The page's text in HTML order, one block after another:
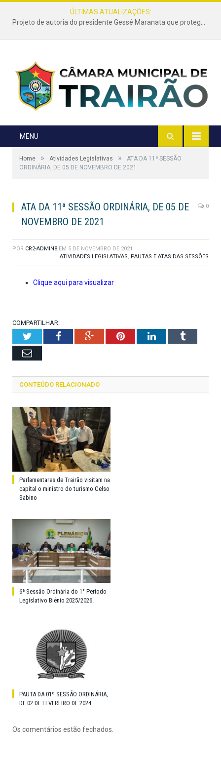
ÚLTIMAS ATUALIZAÇÕES:
Projeto de autoria do presidente Gessé Maranata que protege as estradas vicinais de Trairão é transformado em lei
MENU
Home » Atividades Legislativas »
ATA DA 11ª SESSÃO
ORDINÁRIA, DE 05 DE NOVEMBRO DE 2021
ATA DA 11ª SESSÃO ORDINÁRIA, DE 05 DE
NOVEMBRO DE 2021
0
POR CR2-ADMIN8 EM 5 DE NOVEMBRO DE 2021
ATIVIDADES LEGISLATIVAS, PAUTAS E ATAS DAS SESSÕES
Clique aqui para visualizar
COMPARTILHAR:
TwitterFacebookGoogle+PinterestLinkedInTumblr
Email
CONTEÚDO RELACIONADO
Parlamentares de Trairão visitam na
capital o ministro do turismo Celso
Sabino
6ª Sessão Ordinária do 1° Período
Legislativo Biênio 2025/2026.
PAUTA DA 01º SESSÃO ORDINÁRIA,
DE 02 DE FEVEREIRO DE 2024
Os comentários estão fechados.